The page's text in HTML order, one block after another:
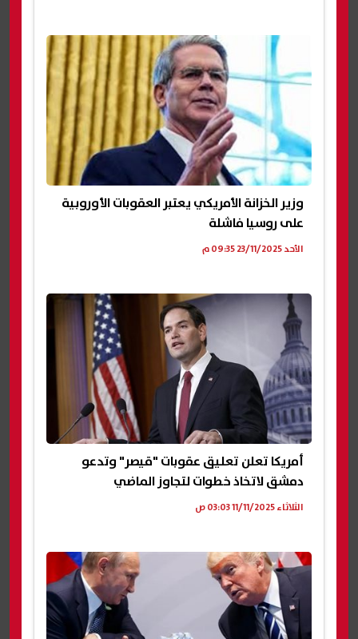
وزير الخزانة الأمريكي يعتبر العقوبات الأوروبية
على روسيا فاشلة
الأحد 23/11/2025 09:35 م
أمريكا تعلن تعليق عقوبات "قيصر" وتدعو
دمشق لاتخاذ خطوات لتجاوز الماضي
الثلاثاء 11/11/2025 03:03 ص